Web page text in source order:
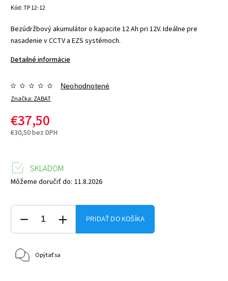
Kód:TP 12-12
Bezúdržbový akumulátor o kapacite 12 Ah pri 12V. Ideálne pre
nasadenie v CCTV a EZS systémoch.
Detailné informácie
Značka: ZABAT
Neohodnotené
€37,50
€30,50 bez DPH
SKLADOM
Môžeme doručiť do: 11.8.2026
PRIDAŤ DO KOŠÍKA
Opýtať sa